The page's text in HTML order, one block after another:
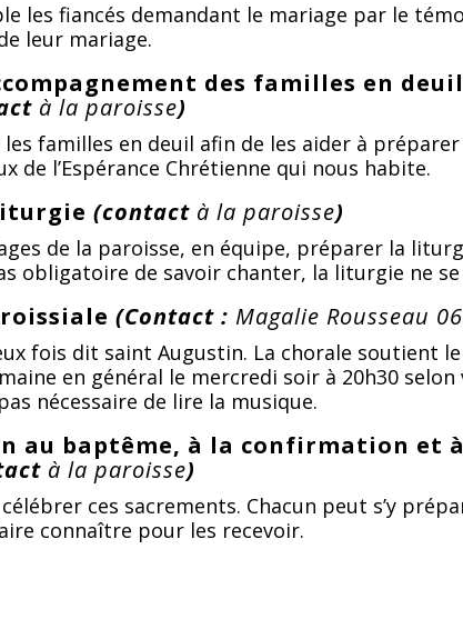
les fiancés demandant le mariage par le
leur mariage.
des familles en
à la paroisse)
familles en deuil afin de les aider à
de l’Espérance Chrétienne qui nous habite.
(contact à la paroisse)
de la paroisse, en équipe, préparer la
obligatoire de savoir chanter, la liturgie ne
(Contact : Magalie Rousseau
fois dit saint Augustin. La chorale soutient
en général le mercredi soir à 20h30
nécessaire de lire la musique.
au baptême, à la confirmation et
à la paroisse)
célébrer ces sacrements. Chacun peut s’y
connaître pour les recevoir.